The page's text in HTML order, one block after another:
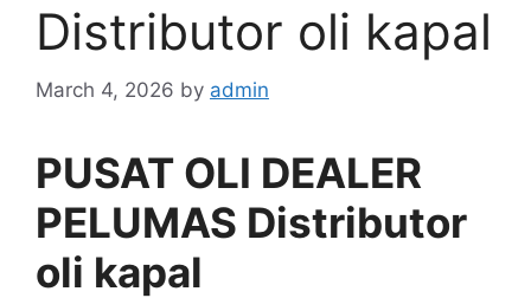
Distributor oli kapal
March 4, 2026 by admin
PUSAT OLI DEALER
PELUMAS Distributor
oli kapal